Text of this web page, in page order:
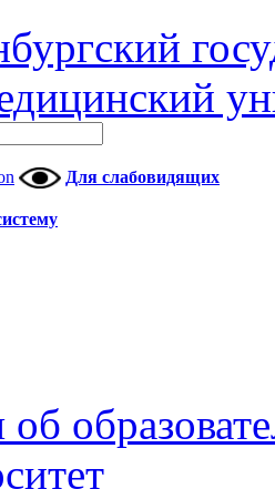
Для слабовидящих